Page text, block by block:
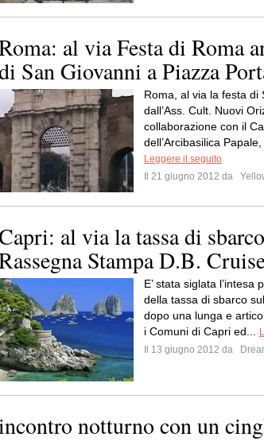
al via Festa di Roma
San Giovanni a Piazza
Roma, al via la festa di
dall’Ass. Cult. Nuovi
collaborazione con il
dell’Arcibasilica
Leggere il seguito
Il 21 giugno 2012 da
al via la tassa di
Stampa D.B.
E’ stata siglata l’intesa
della tassa di sbarco
dopo una lunga e
i Comuni di Capri ed...
Il 13 giugno 2012 da
notturno con un